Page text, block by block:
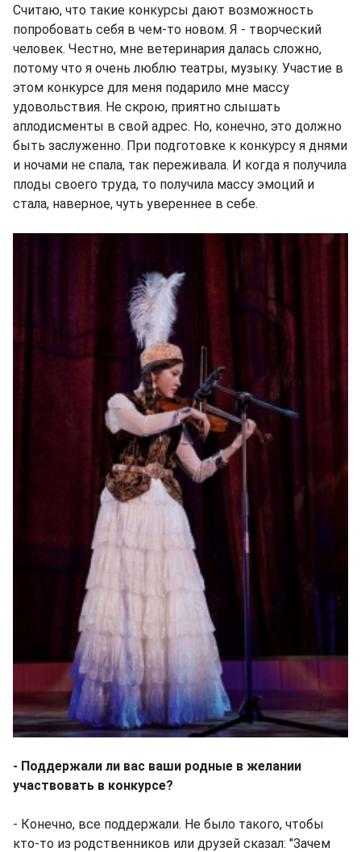
Считаю, что такие конкурсы дают возможность
попробовать себя в чем-то новом. Я - творческий
человек. Честно, мне ветеринария далась сложно,
потому что я очень люблю театры, музыку. Участие в
этом конкурсе для меня подарило мне массу
удовольствия. Не скрою, приятно слышать
аплодисменты в свой адрес. Но, конечно, это должно
быть заслуженно. При подготовке к конкурсу я днями
и ночами не спала, так переживала. И когда я получила
плоды своего труда, то получила массу эмоций и
стала, наверное, чуть увереннее в себе.
- Поддержали ли вас ваши родные в желании
участвовать в конкурсе?
- Конечно, все поддержали. Не было такого, чтобы
кто-то из родственников или друзей сказал: "Зачем